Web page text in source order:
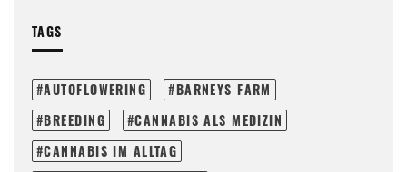
TAGS
AUTOFLOWERING
BARNEYS FARM
BREEDING
CANNABIS ALS MEDIZIN
CANNABIS IM ALLTAG